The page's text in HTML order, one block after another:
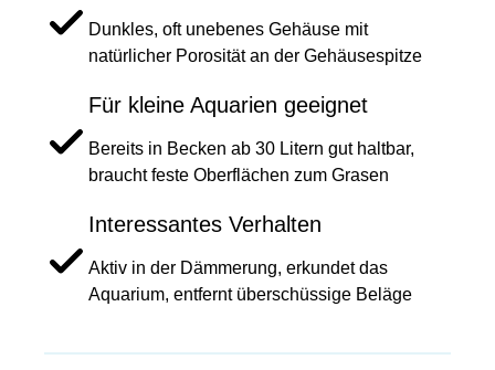
Dunkles, oft unebenes Gehäuse mit
natürlicher Porosität an der Gehäusespitze
Für kleine Aquarien geeignet
Bereits in Becken ab 30 Litern gut haltbar,
braucht feste Oberflächen zum Grasen
Interessantes Verhalten
Aktiv in der Dämmerung, erkundet das
Aquarium, entfernt überschüssige Beläge